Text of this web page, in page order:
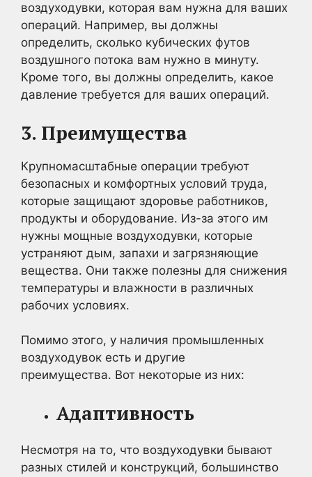
воздуходувки, которая вам нужна для ваших
операций. Например, вы должны
определить, сколько кубических футов
воздушного потока вам нужно в минуту.
Кроме того, вы должны определить, какое
давление требуется для ваших операций.
3. Преимущества
Крупномасштабные операции требуют
безопасных и комфортных условий труда,
которые защищают здоровье работников,
продукты и оборудование. Из-за этого им
нужны мощные воздуходувки, которые
устраняют дым, запахи и загрязняющие
вещества. Они также полезны для снижения
температуры и влажности в различных
рабочих условиях.
Помимо этого, у наличия промышленных
воздуходувок есть и другие
преимущества. Вот некоторые из них:
Адаптивность
Несмотря на то, что воздуходувки бывают
разных стилей и конструкций, большинство